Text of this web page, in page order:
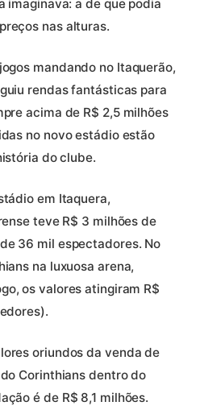
imaginava: a de que podia
nas alturas.
mandando no Itaquerão,
rendas fantásticas para
acima de R$ 2,5 milhões
no novo estádio estão
do clube.
em Itaquera,
teve R$ 3 milhões de
36 mil espectadores. No
na luxuosa arena,
os valores atingiram R$
oriundos da venda de
Corinthians dentro do
é de R$ 8,1 milhões.